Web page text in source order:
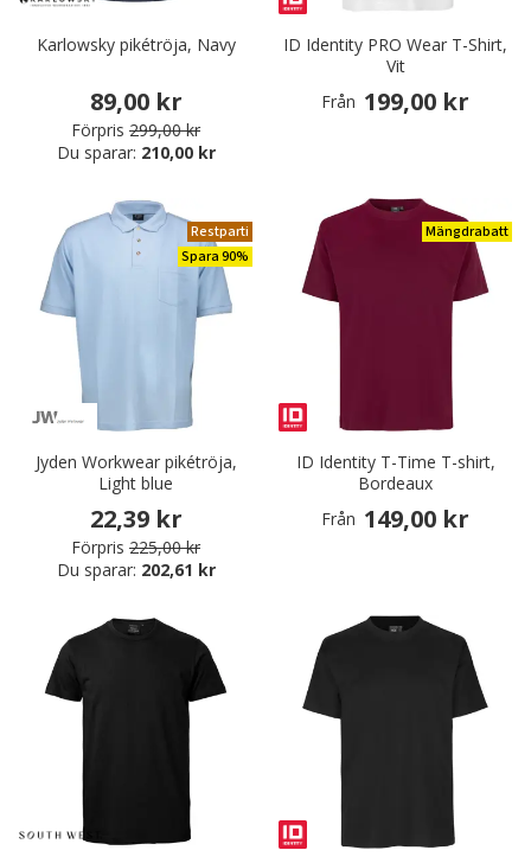
Karlowsky pikétröja, Navy
89,00 kr
Förpris 299,00 kr
Du sparar: 210,00 kr
ID Identity PRO Wear T-Shirt,
Vit
Från 199,00 kr
Restparti
Spara 90%
Jyden Workwear pikétröja,
Light blue
22,39 kr
Förpris 225,00 kr
Du sparar: 202,61 kr
Mängdrabatt
ID Identity T-Time T-shirt,
Bordeaux
Från 149,00 kr